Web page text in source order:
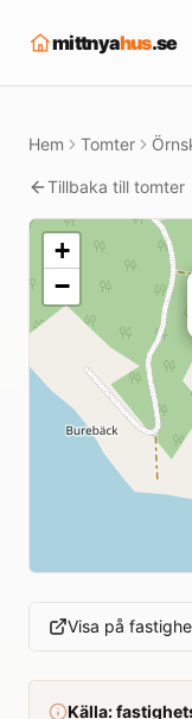
mittnyahus.se
Hem Tomter
Tillbaka till tomter
+
−
Visa på
Källa: